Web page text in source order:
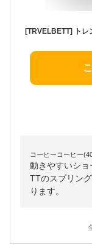
コーヒーコーヒー
動きやすいシ
TTのスプリン
ります。